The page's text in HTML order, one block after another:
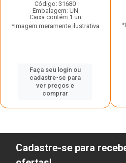
Código: 31680
Embalagem: UN
Caixa contém 1 un
*Imagem meramente ilustrativa
Faça seu login ou
cadastre-se para
ver preços e
comprar
Cadastre-se para